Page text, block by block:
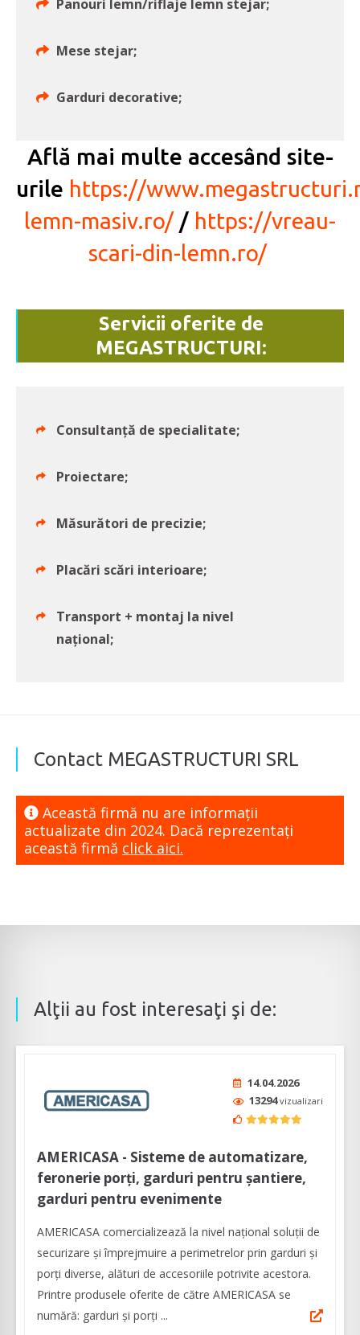
Panouri lemn/riflaje lemn stejar;
Mese stejar;
Garduri decorative;
Află mai multe accesând site-
urile https://
lemn-masiv.ro/ / https://vreau-
scari-din-lemn.ro/
Servicii oferite de
MEGASTRUCTURI:
Consultanță de specialitate;
Proiectare;
Măsurători de precizie;
Placări scări interioare;
Transport + montaj la nivel
național;
Contact MEGASTRUCTURI SRL
Această firmă nu are informaţii
actualizate din 2024. Dacă reprezentaţi
această firmă click aici.
Alţii au fost interesaţi şi de:
14.04.2026
13294vizualizari
AMERICASA - Sisteme de automatizare,
feronerie porți, garduri pentru șantiere,
garduri pentru evenimente
AMERICASA comercializează la nivel naţional soluţii de
securizare şi împrejmuire a perimetrelor prin garduri şi
porţi diverse, alături de accesoriile potrivite acestora.
Printre produsele oferite de către AMERICASA se
numără: garduri și porți ...